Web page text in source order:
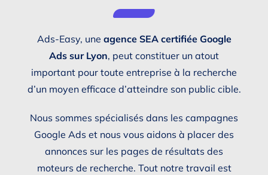
Ads-Easy, une agence SEA certifiée Google
Ads sur Lyon, peut constituer un atout
important pour toute entreprise à la recherche
d’un moyen efficace d’atteindre son public cible.
Nous sommes spécialisés dans les campagnes
Google Ads et nous vous aidons à placer des
annonces sur les pages de résultats des
moteurs de recherche. Tout notre travail est